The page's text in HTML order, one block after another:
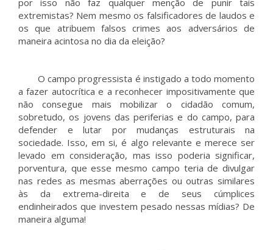
por isso não faz qualquer menção de punir tais
extremistas? Nem mesmo os falsificadores de laudos e
os que atribuem falsos crimes aos adversários de
maneira acintosa no dia da eleição?
O campo progressista é instigado a todo momento
a fazer autocrítica e a reconhecer impositivamente que
não consegue mais mobilizar o cidadão comum,
sobretudo, os jovens das periferias e do campo, para
defender e lutar por mudanças estruturais na
sociedade. Isso, em si, é algo relevante e merece ser
levado em consideração, mas isso poderia significar,
porventura, que esse mesmo campo teria de divulgar
nas redes as mesmas aberrações ou outras similares
às da extrema-direita e de seus cúmplices
endinheirados que investem pesado nessas mídias? De
maneira alguma!